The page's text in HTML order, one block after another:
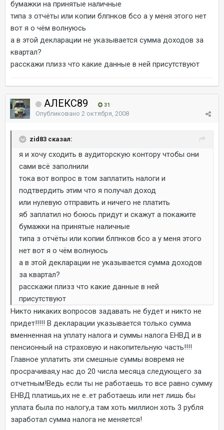
бумажки на принятые наличные
типа з отчёты или копии блпнков бсо а у меня этого нет
вот я о чём волнуюсь
а в этой декларации не указывается сумма доходов за
квартал?
расскажи плизз что какие данные в ней присутствуют
АЛЕКС89 31
Опубликовано 2 октября, 2008
zid83 сказал:
я и хочу сходить в аудиторскую контору чтобы они
сами всё заполнили
тока вот вопрос в том заплатить налоги и
подтвердить этим что я получал доход
или нулевую отправить и ничего не платить
яб заплатил но боюсь придут и скажут а покажите
бумажки на принятые наличные
типа з отчёты или копии блпнков бсо а у меня этого
нет вот я о чём волнуюсь
а в этой декларации не указывается сумма доходов
за квартал?
расскажи плизз что какие данные в ней
присутствуют
Никто никаких вопросов задавать не будет и никто не
придет!!!!! В декларации указывается только сумма
вменненная на уплату налога и суммы налога ЕНВД и в
пенсионный на страховую и накопительную часть!!!!
Главное уплатить эти смешные суммы вовремя не
просрачивая,у нас до 20 числа месяца следующего за
отчетным!Ведь если ты не работаешь то все равно сумму
ЕНВД платишь,их не е..ет работаешь или нет лишь бы
уплата была по налогу,а там хоть миллион хоть 3 рубля
заработал сумма налога не меняется!